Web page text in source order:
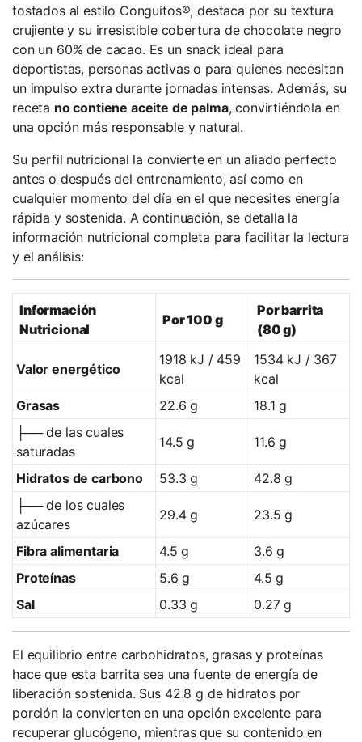
tostados al estilo Conguitos®, destaca por su textura
crujiente y su irresistible cobertura de chocolate negro
con un 60% de cacao. Es un snack ideal para
deportistas, personas activas o para quienes necesitan
un impulso extra durante jornadas intensas. Además, su
receta no contiene aceite de palma, convirtiéndola en
una opción más responsable y natural.
Su perfil nutricional la convierte en un aliado perfecto
antes o después del entrenamiento, así como en
cualquier momento del día en el que necesites energía
rápida y sostenida. A continuación, se detalla la
información nutricional completa para facilitar la lectura
y el análisis:
Información
Nutricional
Por 100 g
Por barrita
(80 g)
Valor energético
1918 kJ / 459
kcal
1534 kJ / 367
kcal
Grasas
22.6 g
18.1 g
├── de las cuales
saturadas
14.5 g 11.6 g
Hidratos de carbono 53.3 g
42.8 g
├── de los cuales
azúcares
29.4 g 23.5 g
Fibra alimentaria 4.5 g
3.6 g
Proteínas
5.6 g
4.5 g
Sal
0.33 g 0.27 g
El equilibrio entre carbohidratos, grasas y proteínas
hace que esta barrita sea una fuente de energía de
liberación sostenida. Sus 42.8 g de hidratos por
porción la convierten en una opción excelente para
recuperar glucógeno, mientras que su contenido en